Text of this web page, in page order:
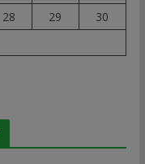
28 29
30